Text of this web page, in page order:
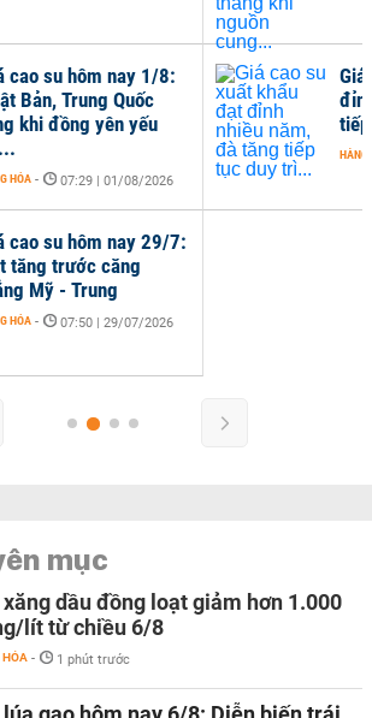
cao su hôm nay 1/8:
Bản, Trung Quốc
khi đồng yên yếu
HÓA - 07:29 | 01/08/2026
Giá
HÀNG
cao su hôm nay 29/7:
tăng trước căng
Mỹ - Trung
HÓA - 07:50 | 29/07/2026
mục
xăng dầu đồng loạt giảm hơn 1.000
lít từ chiều 6/8
HÓA - 1 phút trước